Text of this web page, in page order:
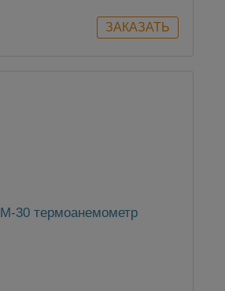
30 термоанемометр